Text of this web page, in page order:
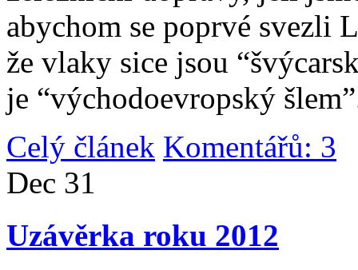
abychom se poprvé svezli
že vlaky sice jsou
je “východoevropský
Celý článek Komentářů: 3
Dec 31
Uzávěrka roku 2012